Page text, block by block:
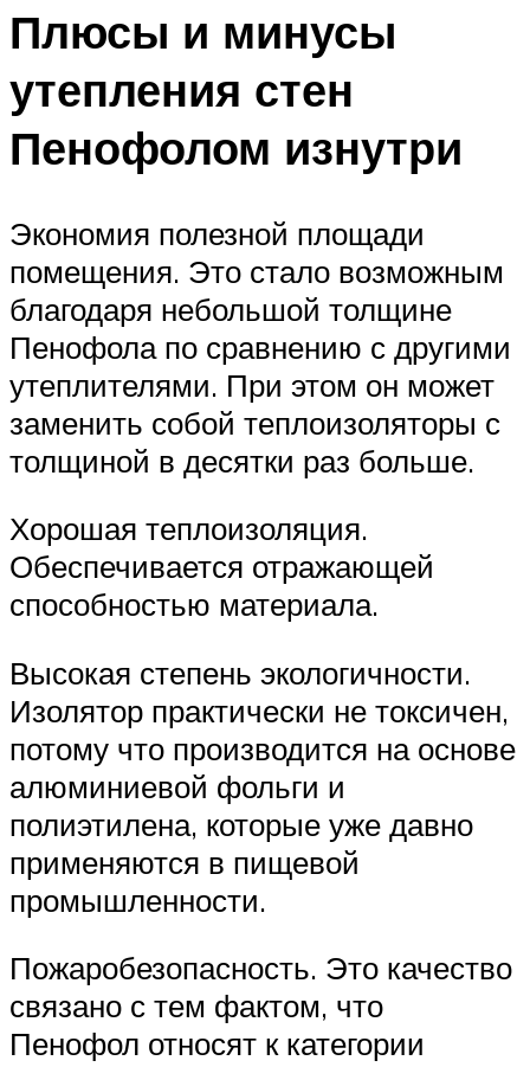
Плюсы и минусы
утепления стен
Пенофолом изнутри
Экономия полезной площади
помещения. Это стало возможным
благодаря небольшой толщине
Пенофола по сравнению с другими
утеплителями. При этом он может
заменить собой теплоизоляторы с
толщиной в десятки раз больше.
Хорошая теплоизоляция.
Обеспечивается отражающей
способностью материала.
Высокая степень экологичности.
Изолятор практически не токсичен,
потому что производится на основе
алюминиевой фольги и
полиэтилена, которые уже давно
применяются в пищевой
промышленности.
Пожаробезопасность. Это качество
связано с тем фактом, что
Пенофол относят к категории